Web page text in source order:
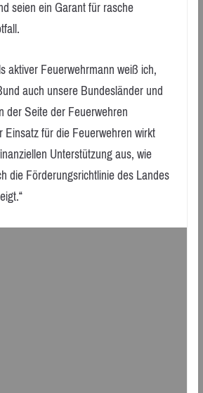
seien ein Garant für rasche
aktiver Feuerwehrmann weiß ich,
auch unsere Bundesländer und
der Seite der Feuerwehren
für die Feuerwehren wirkt
Unterstützung aus, wie
die Förderungsrichtlinie des Landes